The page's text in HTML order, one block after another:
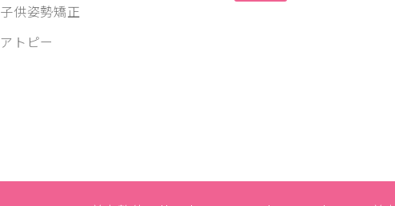
子供姿勢矯正
アトピー